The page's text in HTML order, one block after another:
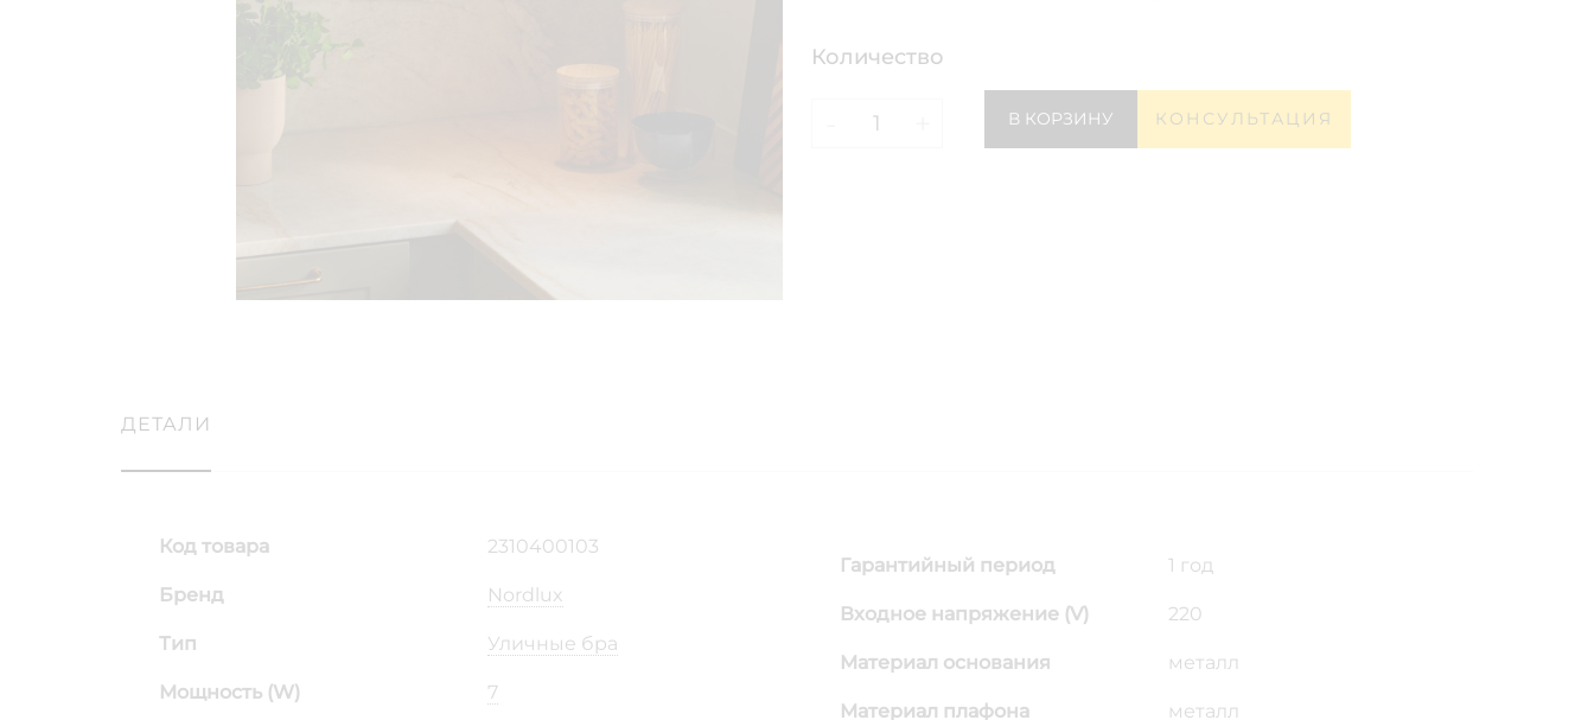
Количество
В КОРЗИНУ КОНСУЛЬТАЦИЯ
ДЕТАЛИ
Код товара 2310400103
Бренд Nordlux
Тип Уличные бра
Мощность (W) 7
Гарантийный период 1 год
Входное напряжение (V) 220
Материал основания металл
Материал плафона металл